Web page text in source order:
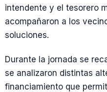
intendente y el tesorero
acompañaron a los
soluciones.
Durante la jornada se
se analizaron distintas
financiamiento que